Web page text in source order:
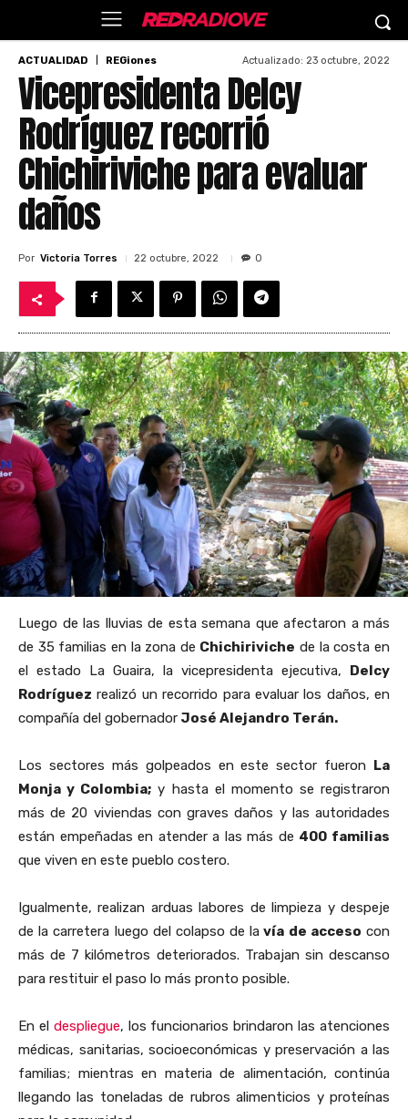
ACTUALIDAD REGiones Actualizado: 23 octubre, 2022
Vicepresidenta Delcy
Rodríguez recorrió
Chichiriviche para evaluar
daños
Por Victoria Torres 22 octubre, 2022 0
Luego de las lluvias de esta semana que afectaron a más
de 35 familias en la zona de Chichiriviche de la costa en
el estado La Guaira, la vicepresidenta ejecutiva, Delcy
Rodríguez realizó un recorrido para evaluar los daños, en
compañía del gobernador José Alejandro Terán.
Los sectores más golpeados en este sector fueron La
Monja y Colombia; y hasta el momento se registraron
más de 20 viviendas con graves daños y las autoridades
están empeñadas en atender a las más de 400 familias
que viven en este pueblo costero.
Igualmente, realizan arduas labores de limpieza y despeje
de la carretera luego del colapso de la vía de acceso con
más de 7 kilómetros deteriorados. Trabajan sin descanso
para restituir el paso lo más pronto posible.
En el despliegue, los funcionarios brindaron las atenciones
médicas, sanitarias, socioeconómicas y preservación a las
familias; mientras en materia de alimentación, continúa
llegando las toneladas de rubros alimenticios y proteínas